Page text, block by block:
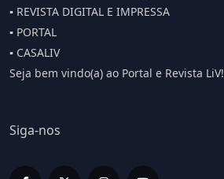
▪️ REVISTA DIGITAL E IMPRESSA
▪️ PORTAL
▪️ CASALIV
Seja bem vindo(a) ao Portal e Revista LiV!
Siga-nos